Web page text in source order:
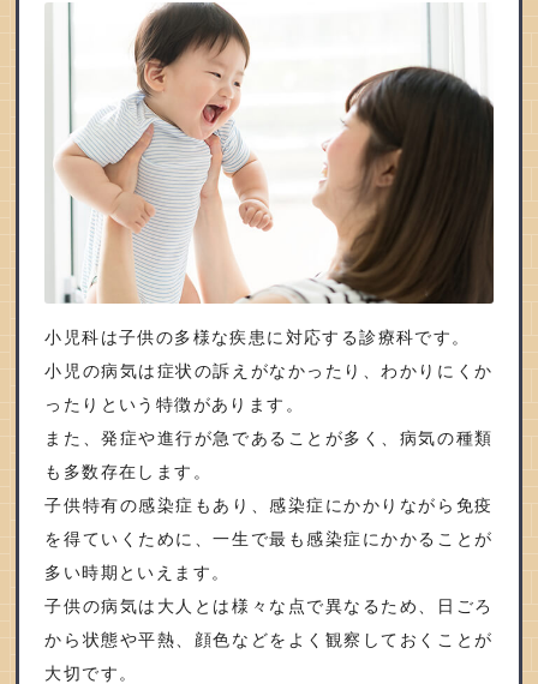
小児科は子供の多様な疾患に対応する診療科です。
小児の病気は症状の訴えがなかったり、わかりにくか
ったりという特徴があります。
また、発症や進行が急であることが多く、病気の種類
も多数存在します。
子供特有の感染症もあり、感染症にかかりながら免疫
を得ていくために、一生で最も感染症にかかることが
多い時期といえます。
子供の病気は大人とは様々な点で異なるため、日ごろ
から状態や平熱、顔色などをよく観察しておくことが
大切です。